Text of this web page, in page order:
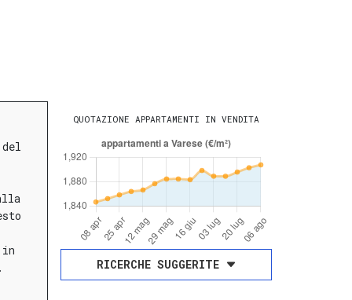
QUOTAZIONE APPARTAMENTI IN VENDITA
RICERCHE SUGGERITE